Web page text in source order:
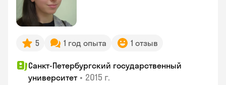
5 1 год опыта 1 отзыв
Санкт-Петербургский государственный
университет • 2015 г.